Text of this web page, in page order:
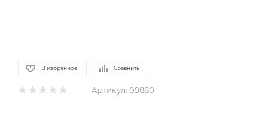
В избранное Сравнить
Артикул: 09880